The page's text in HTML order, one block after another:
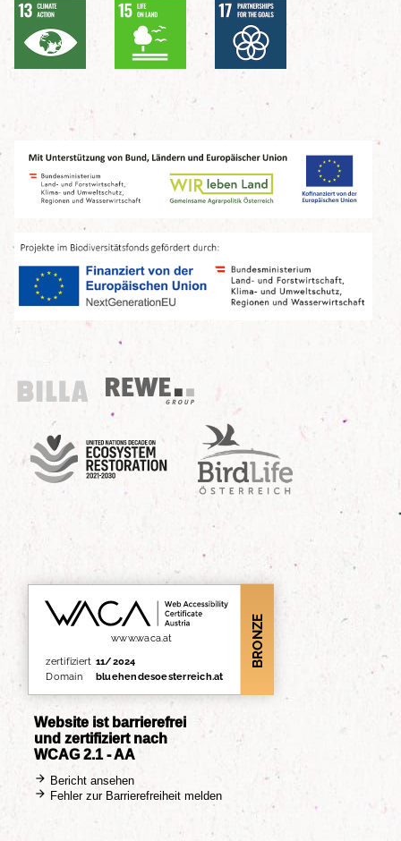
Billa
REWE Group
UN Decade
Birdlife